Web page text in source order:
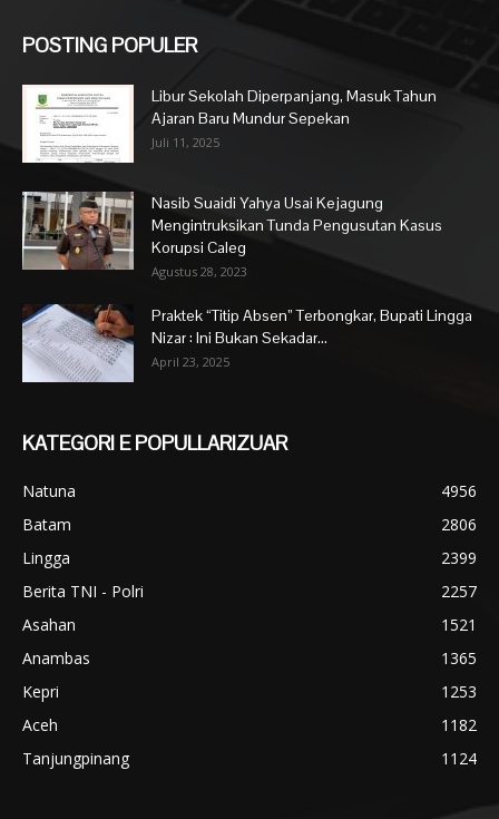
POSTING POPULER
Libur Sekolah Diperpanjang, Masuk Tahun
Ajaran Baru Mundur Sepekan
Juli 11, 2025
Nasib Suaidi Yahya Usai Kejagung
Mengintruksikan Tunda Pengusutan Kasus
Korupsi Caleg
Agustus 28, 2023
Praktek “Titip Absen” Terbongkar, Bupati Lingga
Nizar : Ini Bukan Sekadar...
April 23, 2025
KATEGORI E POPULLARIZUAR
Natuna
4956
Batam
2806
Lingga
2399
Berita TNI - Polri
2257
Asahan
1521
Anambas
1365
Kepri
1253
Aceh
1182
Tanjungpinang
1124